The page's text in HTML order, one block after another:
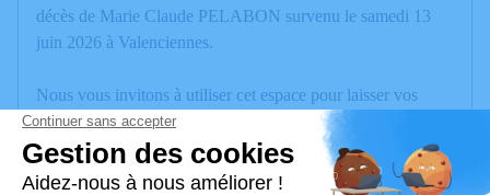
décès de Marie Claude PELABON survenu le samedi 13
juin 2026 à Valenciennes.
Nous vous invitons à utiliser cet espace pour laisser vos
condoléances, partager des photos souvenirs, une anecdote
ou exprimer vos pensées à travers des poèmes ou des textes.
Cet endroit est un lieu d'expression dédié à honorer la